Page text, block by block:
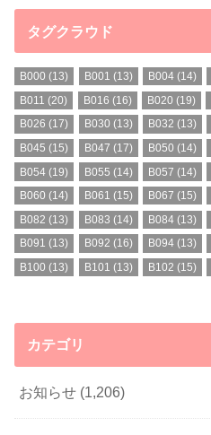
タグクラウド
B000 (13) B001 (13) B004(14)
B011 (20) B016 (16) B020 (19)
B026 (17) B030 (13) B032 (13)
B045 (15) B047 (17) B050 (14)
B054 (19) B055 (14) B057 (14)
B060 (14) B061 (15) B067 (15)
B082 (13) B083 (14) B084(13)
B091 (13) B092 (16) B094(13)
B100 (13) B101 (13) B102 (15)
カテゴリ
お知らせ (1,206)